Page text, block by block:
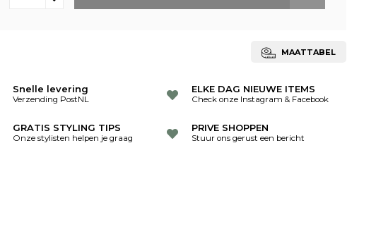
MAATTABEL
Snelle levering
Verzending PostNL
ELKE DAG NIEUWE ITEMS
Check onze Instagram & Facebook
GRATIS STYLING TIPS
Onze stylisten helpen je graag
PRIVE SHOPPEN
Stuur ons gerust een bericht